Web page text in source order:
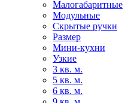
Малогабаритные
Модульные
Скрытые ручки
Размер
Мини-кухни
Узкие
3 кв. м.
5 кв. м.
6 кв. м.